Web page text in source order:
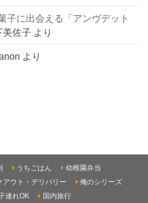
子に出会える「アンヴデット
美佐子 より
より
うちごはん
幼稚園弁当
アウト・デリバリー
俺のシリーズ
連れOK
国内旅行